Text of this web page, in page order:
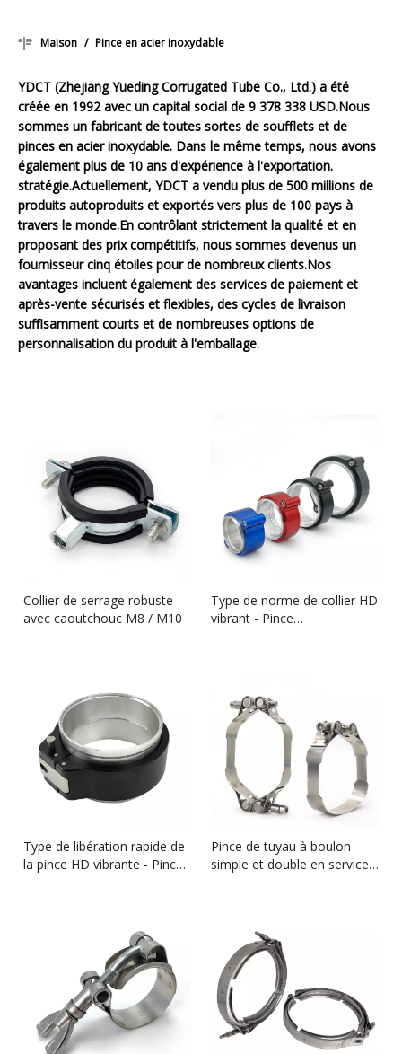
Maison / Pince en acier inoxydable
YDCT (Zhejiang Yueding Corrugated Tube Co., Ltd.) a été
créée en 1992 avec un capital social de 9 378 338 USD.Nous
sommes un fabricant de toutes sortes de soufflets et de
pinces en acier inoxydable. Dans le même temps, nous avons
également plus de 10 ans d'expérience à l'exportation.
stratégie.Actuellement, YDCT a vendu plus de 500 millions de
produits autoproduits et exportés vers plus de 100 pays à
travers le monde.En contrôlant strictement la qualité et en
proposant des prix compétitifs, nous sommes devenus un
fournisseur cinq étoiles pour de nombreux clients.Nos
avantages incluent également des services de paiement et
après-vente sécurisés et flexibles, des cycles de livraison
suffisamment courts et de nombreuses options de
personnalisation du produit à l'emballage.
Collier de serrage robuste
avec caoutchouc M8 / M10
Type de norme de collier HD
vibrant - Pince
Type de libération rapide de
la pince HD vibrante - Pince
Pince de tuyau à boulon
simple et double en service